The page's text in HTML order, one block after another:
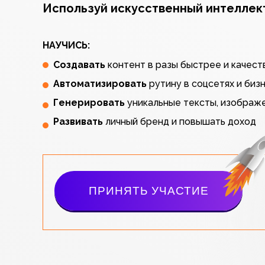
Используй искусственный
Создавать контент в разы быстрее и
Автоматизировать рутину в соцсетях и
Генерировать уникальные тексты,
Развивать личный бренд и повышать доход
НАУЧИСЬ:
ПРИНЯТЬ УЧАСТИЕ